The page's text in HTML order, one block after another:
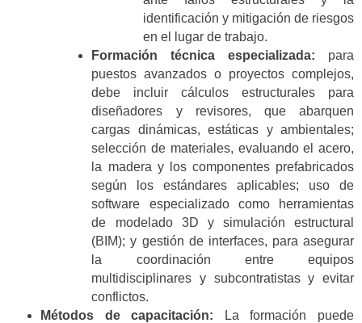
identificación y mitigación de riesgos
en el lugar de trabajo.
Formación técnica especializada: para
puestos avanzados o proyectos complejos,
debe incluir cálculos estructurales para
diseñadores y revisores, que abarquen
cargas dinámicas, estáticas y ambientales;
selección de materiales, evaluando el acero,
la madera y los componentes prefabricados
según los estándares aplicables; uso de
software especializado como herramientas
de modelado 3D y simulación estructural
(BIM); y gestión de interfaces, para asegurar
la coordinación entre equipos
multidisciplinares y subcontratistas y evitar
conflictos.
Métodos de capacitación:
La formación puede